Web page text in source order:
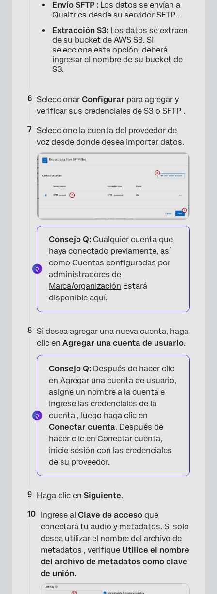
×
×
×
Envío SFTP : Los datos se envían a
Qualtrics desde su servidor SFTP .
Extracción S3: Los datos se extraen
de su bucket de AWS S3. Si
selecciona esta opción, deberá
ingresar el nombre de su bucket de
S3.
Seleccionar Configurar para agregar y
verificar sus credenciales de S3 o SFTP .
Seleccione la cuenta del proveedor de
voz desde donde desea importar datos.
×
Consejo Q: Cualquier cuenta que
haya conectado previamente, así
como Cuentas configuradas por
administradores de
Marca/organización Estará
disponible aquí.
Si desea agregar una nueva cuenta, haga
clic en Agregar una cuenta de usuario.
Consejo Q: Después de hacer clic
en Agregar una cuenta de usuario,
asigne un nombre a la cuenta e
ingrese las credenciales de la
cuenta , luego haga clic en
Conectar cuenta. Después de
hacer clic en Conectar cuenta,
inicie sesión con las credenciales
de su proveedor.
Haga clic en Siguiente.
Ingrese al Clave de acceso que
conectará tu audio y metadatos. Si solo
desea utilizar el nombre del archivo de
metadatos , verifique Utilice el nombre
del archivo de metadatos como clave
de unión..